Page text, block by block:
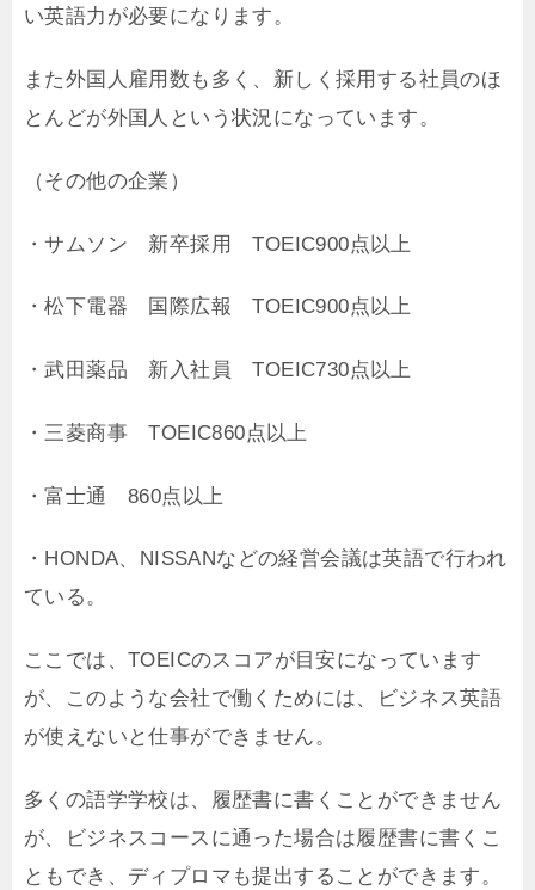
い英語力が必要になります。
また外国人雇用数も多く、新しく採用する社員のほ
とんどが外国人という状況になっています。
（その他の企業）
・サムソン 新卒採用 TOEIC900点以上
・松下電器 国際広報 TOEIC900点以上
・武田薬品 新入社員 TOEIC730点以上
・三菱商事 TOEIC860点以上
・富士通 860点以上
・HONDA、NISSANなどの経営会議は英語で行われ
ている。
ここでは、TOEICのスコアが目安になっています
が、このような会社で働くためには、ビジネス英語
が使えないと仕事ができません。
多くの語学学校は、履歴書に書くことができません
が、ビジネスコースに通った場合は履歴書に書くこ
ともでき、ディプロマも提出することができます。